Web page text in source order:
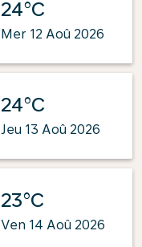
24°C
Mer 12 Aoû 2026
24°C
Jeu 13 Aoû 2026
23°C
Ven 14 Aoû 2026